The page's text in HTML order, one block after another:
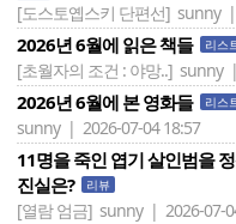
[도스토옙스키 단편선] sunny |
2026년 6월에 읽은 책들 리스
[초월자의 조건 : 야망..] sunny
2026년 6월에 본 영화들 리스
sunny | 2026-07-04 18:57
11명을 죽인 엽기 살인범을
진실은?
리뷰
[열람 엄금] sunny | 2026-07-